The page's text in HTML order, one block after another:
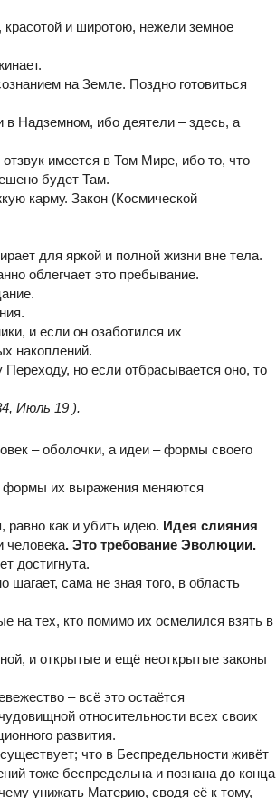
и широтою, нежели земное
на Земле. Поздно готовиться
в Надземном, ибо деятели – здесь, а
имеется в Том Мире, ибо то, что
будет Там.
карму. Закон (Космической
для яркой и полной жизни вне тела.
облегчает это пребывание.
и если он озаботился их
накоплений.
но если отбрасывается оно, то
Июль 19 ).
– оболочки, а идеи – формы своего
их выражения меняются
равно как и убить идею. Идея слияния
человека. Это требование Эволюции.
достигнута.
шагает, сама не зная того, в область
на тех, кто помимо их осмелился взять в
и открытые и ещё неоткрытые законы
– всё это остаётся
относительности всех своих
развития.
что в Беспредельности живёт
тоже беспредельна и познана до конца
унижать Материю, сводя её к тому,